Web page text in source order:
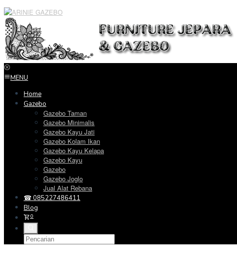
Loncat
ke
konten
MENU
Home
Gazebo
Gazebo Taman
Gazebo Minimalis
Gazebo Kayu Jati
Gazebo Kolam Ikan
Gazebo Kayu Kelapa
Gazebo Kayu
Gazebo
Gazebo Joglo
Jual Alat Rebana
☎ 085227486411
Blog
0